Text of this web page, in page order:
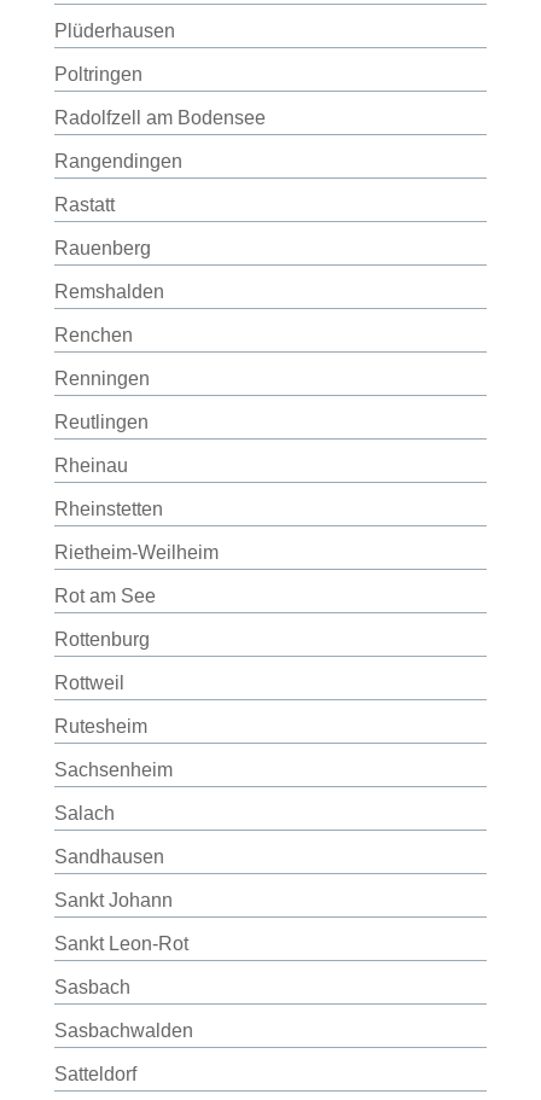
Plüderhausen
Poltringen
Radolfzell am Bodensee
Rangendingen
Rastatt
Rauenberg
Remshalden
Renchen
Renningen
Reutlingen
Rheinau
Rheinstetten
Rietheim-Weilheim
Rot am See
Rottenburg
Rottweil
Rutesheim
Sachsenheim
Salach
Sandhausen
Sankt Johann
Sankt Leon-Rot
Sasbach
Sasbachwalden
Satteldorf